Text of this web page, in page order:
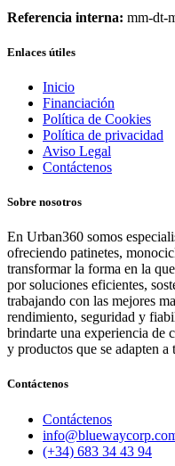
Referencia interna: mm-dt-
Enlaces útiles
Inicio
Financiación
Política de Cookies
Política de privacidad
Aviso Legal
Contáctenos
Sobre nosotros
En Urban360 somos
ofreciendo patinetes,
transformar la forma en la
por soluciones eficientes,
trabajando con las mejores
rendimiento, seguridad y
brindarte una experiencia de
y productos que se adapten a
Contáctenos
Contáctenos
(+34) 683 34 43 94